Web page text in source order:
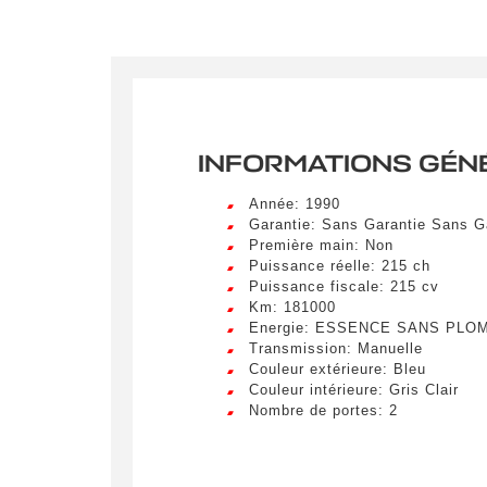
véhicule
Lorem
Lorem
Lorem
INFORMATIONS
Année: 1990
Garantie: Sans Garantie Sans
Première main: Non
Puissance réelle: 215 ch
Puissance fiscale: 215 cv
Km: 181000
Energie: ESSENCE SANS
Transmission: Manuelle
Couleur extérieure: Bleu
Couleur intérieure: Gris Clair
Nombre de portes: 2